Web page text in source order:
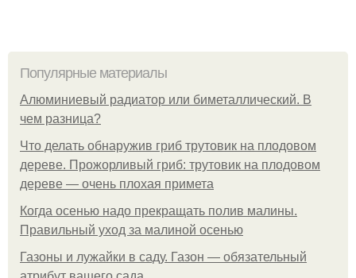
Популярные материалы
Алюминиевый радиатор или биметаллический. В
чем разница?
Что делать обнаружив гриб трутовик на плодовом
дереве. Прожорливый гриб: трутовик на плодовом
дереве — очень плохая примета
Когда осенью надо прекращать полив малины.
Правильный уход за малиной осенью
Газоны и лужайки в саду. Газон — обязательный